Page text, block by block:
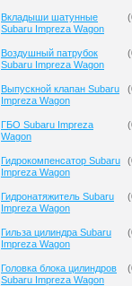
Вкладыши шатунные
Subaru Impreza Wagon
(
Воздушный патрубок
Subaru Impreza Wagon
(
Выпускной клапан Subaru
Impreza Wagon
(
ГБО Subaru Impreza
Wagon
(
Гидрокомпенсатор Subaru
Impreza Wagon
(
Гидронатяжитель Subaru
Impreza Wagon
(
Гильза цилиндра Subaru
Impreza Wagon
(
Головка блока цилиндров
Subaru Impreza Wagon
(